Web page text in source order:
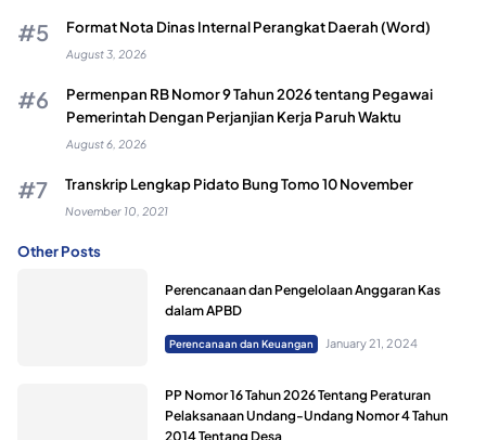
Format Nota Dinas Internal Perangkat Daerah (Word)
August 3, 2026
Permenpan RB Nomor 9 Tahun 2026 tentang Pegawai
Pemerintah Dengan Perjanjian Kerja Paruh Waktu
August 6, 2026
Transkrip Lengkap Pidato Bung Tomo 10 November
November 10, 2021
Other Posts
Perencanaan dan Pengelolaan Anggaran Kas
dalam APBD
Perencanaan dan Keuangan January 21, 2024
PP Nomor 16 Tahun 2026 Tentang Peraturan
Pelaksanaan Undang-Undang Nomor 4 Tahun
2014 Tentang Desa